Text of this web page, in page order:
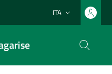
Lingua attiva:
ITA